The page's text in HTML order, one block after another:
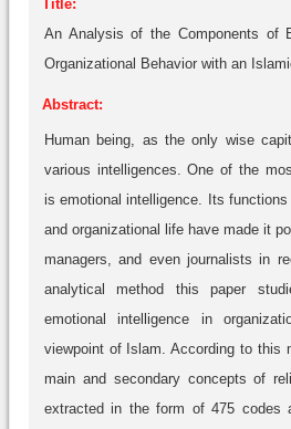
Title:
An Analysis of the Components of
Organizational Behavior with an
Abstract:
Human being, as the only wise
various intelligences. One of the
is emotional intelligence. Its
and organizational life have made it
managers, and even journalists in
analytical method this paper
emotional intelligence in
viewpoint of Islam. According to this
main and secondary concepts of
extracted in the form of 475 codes